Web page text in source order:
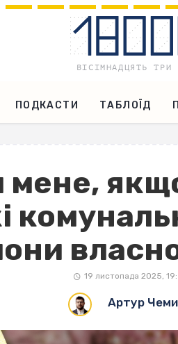
ПОДКАСТИ ТАБЛОЇД
мене,
19 листопада 2025,
Артур